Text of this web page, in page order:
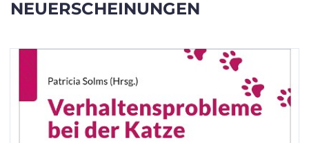
Sale!
Service
NEUERSCHEINUNGEN